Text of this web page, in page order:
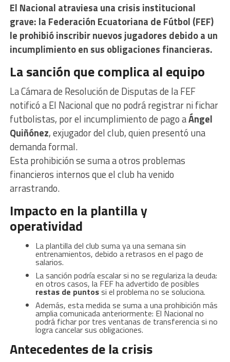
El Nacional atraviesa una crisis institucional
grave: la Federación Ecuatoriana de Fútbol (FEF)
le prohibió inscribir nuevos jugadores debido a un
incumplimiento en sus obligaciones financieras.
La sanción que complica al equipo
La Cámara de Resolución de Disputas de la FEF
notificó a El Nacional que no podrá registrar ni fichar
futbolistas, por el incumplimiento de pago aÁngel
Quiñónez, exjugador del club, quien presentó una
demanda formal.
Esta prohibición se suma a otros problemas
financieros internos que el club ha venido
arrastrando.
Impacto en la plantilla y
operatividad
La plantilla del club suma ya una semana sin
entrenamientos, debido a retrasos en el pago de
salarios.
La sanción podría escalar si no se regulariza la deuda:
en otros casos, la FEF ha advertido de posibles
restas de puntossi el problema no se soluciona.
Además, esta medida se suma a una prohibición más
amplia comunicada anteriormente: El Nacional no
podrá fichar por tres ventanas de transferencia si no
logra cancelar sus obligaciones.
Antecedentes de la crisis